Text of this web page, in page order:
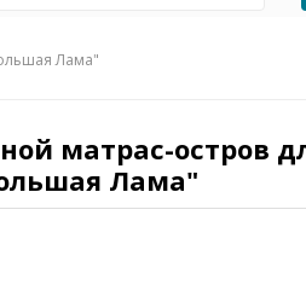
Лама"
матрас-остров
Лама"